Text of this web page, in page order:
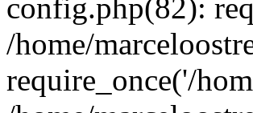
config.php(82):
/home/
require_once('/